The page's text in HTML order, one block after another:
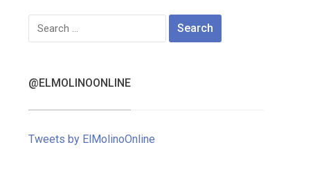
Search
for:
@ELMOLINOONLINE
Tweets by ElMolinoOnline